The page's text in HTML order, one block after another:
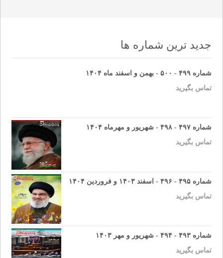
جدید ترین شماره ها
شماره ۴۹۹ - ۵۰۰ - بهمن و اسفند ماه ۱۴۰۴
تماس بگیرید
شماره ۴۹۷ - ۴۹۸ - شهریور و مهرماه ۱۴۰۴
تماس بگیرید
شماره ۴۹۵ - ۴۹۶ - اسفند ۱۴۰۳ و فروردین ۱۴۰۴
تماس بگیرید
شماره ۴۹۳ - ۴۹۴ - شهریور و مهر ۱۴۰۳
تماس بگیرید